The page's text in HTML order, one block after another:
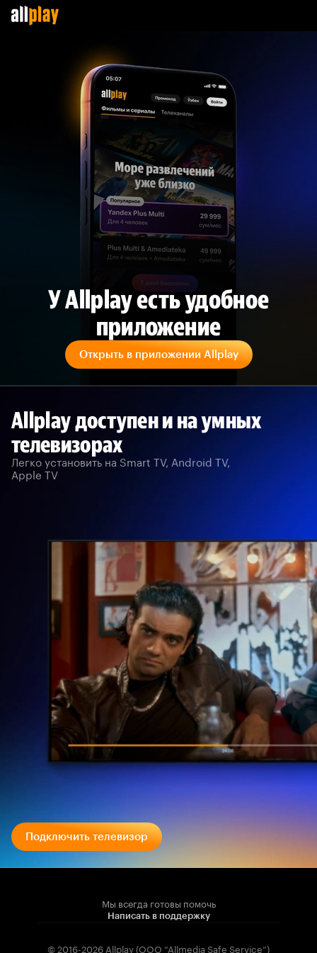
У Allplay есть удобное
приложение
Открыть в приложении Allplay
Allplay доступен и на умных
телевизорах
Легко установить на Smart TV, Android TV,
Apple TV
Подключить телевизор
Мы всегда готовы помочь
Написать в поддержку
© 2016-2026 Allplay (OOO “Allmedia Safe Service”)